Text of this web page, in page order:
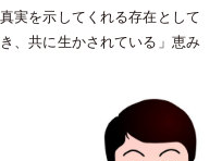
実を示してくれる存在として
、共に生かされている」恵み